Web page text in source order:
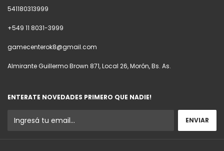
541180313999
+549 11 8031-3999
gamecenterok8@gmail.com
Almirante Guillermo Brown 871, Local 26, Morón, Bs. As.
ENTERATE NOVEDADES PRIMERO QUE NADIE!